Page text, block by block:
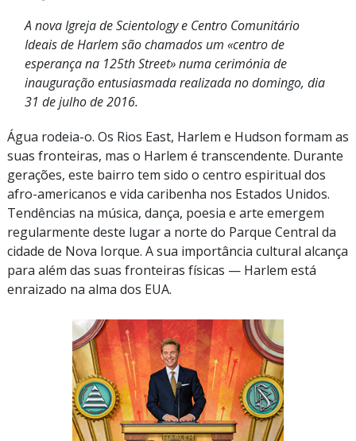
A nova Igreja de Scientology e Centro Comunitário
Ideais de Harlem são chamados um «centro de
esperança na 125th Street» numa cerimónia de
inauguração entusiasmada realizada no domingo, dia
31 de julhode 2016.
Água rodeia-o. Os Rios East, Harlem e Hudson formam as
suas fronteiras, mas o Harlem é transcendente. Durante
gerações, este bairro tem sido o centro espiritual dos
afro-americanos e vida caribenha nos Estados Unidos.
Tendências na música, dança, poesia e arte emergem
regularmente deste lugar a norte do Parque Central da
cidade de Nova Iorque. A sua importância cultural alcança
para além das suas fronteiras físicas — Harlem está
enraizado na alma dos EUA.